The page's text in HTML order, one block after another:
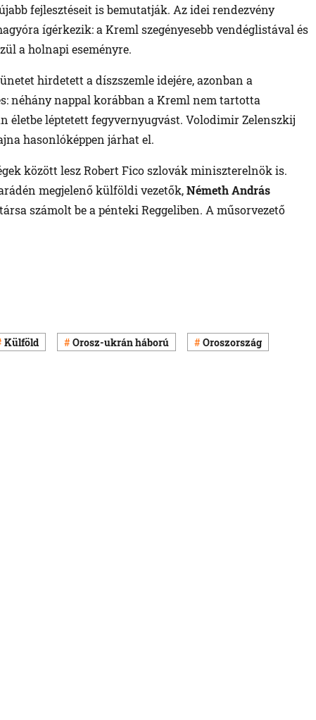
fejlesztéseit is bemutatják. Az idei rendezvény
ígérkezik: a Kreml szegényesebb vendéglistával és
a holnapi eseményre.
hirdetett a díszszemle idejére, azonban a
néhány nappal korábban a Kreml nem tartotta
életbe léptetett fegyvernyugvást. Volodimir Zelenszkij
hasonlóképpen járhat el.
között lesz Robert Fico szlovák miniszterelnök is.
megjelenő külföldi vezetők,Németh András
számolt be a pénteki Reggeliben. A műsorvezető
Külföld Orosz-ukrán háború Oroszország